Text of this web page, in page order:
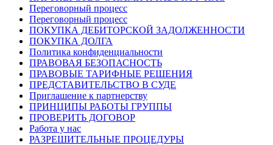
Переговорный процесс
Переговорный процесс
ПОКУПКА ДЕБИТОРСКОЙ ЗАДОЛЖЕННОСТИ
ПОКУПКА ДОЛГА
Политика конфиденциальности
ПРАВОВАЯ БЕЗОПАСНОСТЬ
ПРАВОВЫЕ ТАРИФНЫЕ РЕШЕНИЯ
ПРЕДСТАВИТЕЛЬСТВО В СУДЕ
Приглашение к партнерству
ПРИНЦИПЫ РАБОТЫ ГРУППЫ
ПРОВЕРИТЬ ДОГОВОР
Работа у нас
РАЗРЕШИТЕЛЬНЫЕ ПРОЦЕДУРЫ